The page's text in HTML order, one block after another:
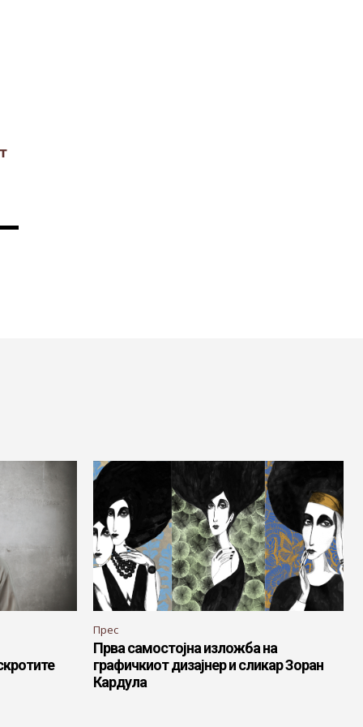
Прес
Прва самостојна изложба на
графичкиот дизајнер и сликар Зоран
Кардула